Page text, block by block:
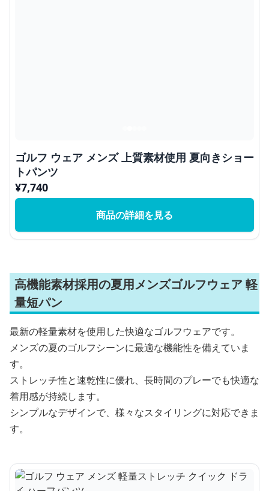
ゴルフ ウェア メンズ 上質素材使用 夏向きショー
トパンツ
¥7,740
商品の詳細を見る
高機能素材採用の夏用メンズゴルフウェア 軽
量短パン
最新の軽量素材を使用した快適なゴルフウェアです。
メンズの夏のゴルフシーンに最適な機能性を備えていま
す。
ストレッチ性と速乾性に優れ、長時間のプレーでも快適な
着用感が持続します。
シンプルなデザインで、様々なスタイリングに対応できま
す。